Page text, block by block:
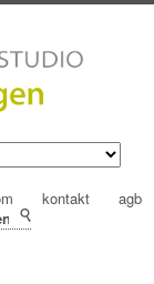
kontakt
agb